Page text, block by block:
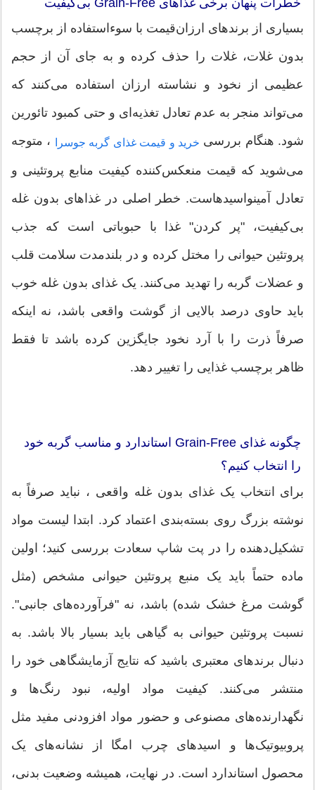
بسیاری از برندهای ارزان‌قیمت با سوءاستفاده از برچسب
بدون غلات، غلات را حذف کرده و به جای آن از حجم
عظیمی از نخود و نشاسته ارزان استفاده می‌کنند که
می‌تواند منجر به عدم تعادل تغذیه‌ای و حتی کمبود تائورین
شود. هنگام بررسی خرید و قیمت غذای گربه جوسرا ، متوجه
می‌شوید که قیمت منعکس‌کننده کیفیت منابع پروتئینی و
تعادل آمینواسیدهاست. خطر اصلی در غذاهای بدون غله
بی‌کیفیت، "پر کردن" غذا با حبوباتی است که جذب
پروتئین حیوانی را مختل کرده و در بلندمدت سلامت قلب
و عضلات گربه را تهدید می‌کنند. یک غذای بدون غله خوب
باید حاوی درصد بالایی از گوشت واقعی باشد، نه اینکه
صرفاً ذرت را با آرد نخود جایگزین کرده باشد تا فقط
ظاهر برچسب غذایی را تغییر دهد.
چگونه غذای Grain-Free استاندارد و مناسب گربه خود
را انتخاب کنیم؟
برای انتخاب یک غذای بدون غله واقعی ، نباید صرفاً به
نوشته بزرگ روی بسته‌بندی اعتماد کرد. ابتدا لیست مواد
تشکیل‌دهنده را در پت شاپ سعادت بررسی کنید؛ اولین
ماده حتماً باید یک منبع پروتئین حیوانی مشخص (مثل
گوشت مرغ خشک شده) باشد، نه "فرآورده‌های جانبی".
نسبت پروتئین حیوانی به گیاهی باید بسیار بالا باشد. به
دنبال برندهای معتبری باشید که نتایج آزمایشگاهی خود را
منتشر می‌کنند. کیفیت مواد اولیه، نبود رنگ‌ها و
نگهدارنده‌های مصنوعی و حضور مواد افزودنی مفید مثل
پروبیوتیک‌ها و اسیدهای چرب امگا از نشانه‌های یک
محصول استاندارد است. در نهایت، همیشه وضعیت بدنی،